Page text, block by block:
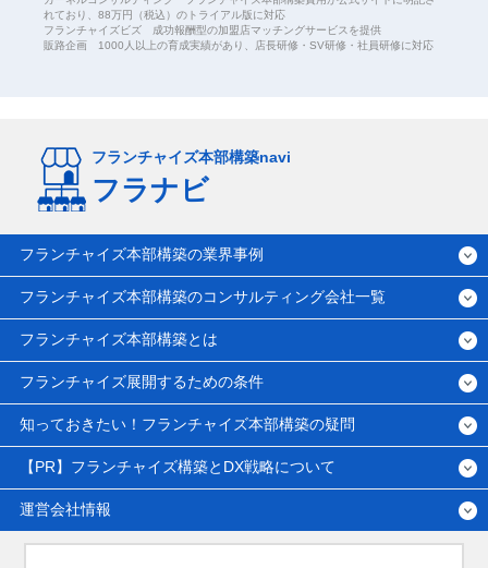
れており、88万円（税込）のトライアル版に対応
フランチャイズビズ 成功報酬型の加盟店マッチングサービスを提供
販路企画 1000人以上の育成実績があり、店長研修・SV研修・社員研修に対応
フランチャイズ本部構築navi
フラナビ
フランチャイズ本部構築の業界事例
フランチャイズ本部構築のコンサルティング会社一覧
フランチャイズ本部構築とは
フランチャイズ展開するための条件
知っておきたい！フランチャイズ本部構築の疑問
【PR】フランチャイズ構築とDX戦略について
運営会社情報